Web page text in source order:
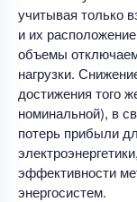
учитывая только
и их
объемы
нагрузки.
достижения того
номинальной), в
потерь прибыли
эффективности
энергосистем.